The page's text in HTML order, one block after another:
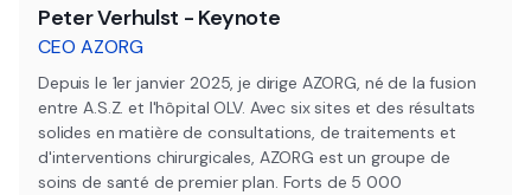
Peter Verhulst - Keynote
CEO AZORG
Depuis le 1er janvier 2025, je dirige AZORG, né de la fusion
entre A.S.Z. et l'hôpital OLV. Avec six sites et des résultats
solides en matière de consultations, de traitements et
d'interventions chirurgicales, AZORG est un groupe de
soins de santé de premier plan. Forts de 5 000